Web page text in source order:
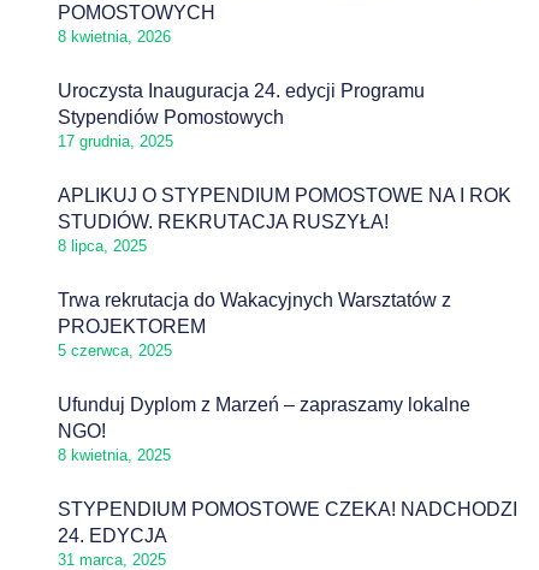
POMOSTOWYCH
8 kwietnia, 2026
Uroczysta Inauguracja 24. edycji Programu
Stypendiów Pomostowych
17 grudnia, 2025
APLIKUJ O STYPENDIUM POMOSTOWE NA I ROK
STUDIÓW. REKRUTACJA RUSZYŁA!
8 lipca, 2025
Trwa rekrutacja do Wakacyjnych Warsztatów z
PROJEKTOREM
5 czerwca, 2025
Ufunduj Dyplom z Marzeń – zapraszamy lokalne
NGO!
8 kwietnia, 2025
STYPENDIUM POMOSTOWE CZEKA! NADCHODZI
24. EDYCJA
31 marca, 2025